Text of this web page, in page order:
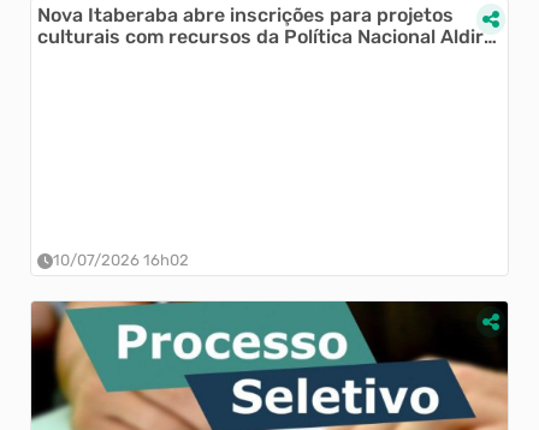
Nova Itaberaba abre inscrições para projetos
culturais com recursos da Política Nacional Aldir
10/07/2026 16h02